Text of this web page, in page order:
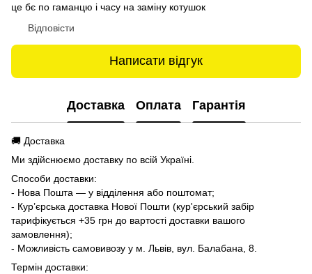
це бє по гаманцю і часу на заміну котушок
Відповісти
Написати відгук
Доставка Оплата Гарантія
🚚 Доставка
Ми здійснюємо доставку по всій Україні.
Способи доставки:
- Нова Пошта — у відділення або поштомат;
- Кур’єрська доставка Нової Пошти (кур'єрський забір
тарифікується +35 грн до вартості доставки вашого
замовлення);
- Можливість самовивозу у м. Львів, вул. Балабана, 8.
Термін доставки: